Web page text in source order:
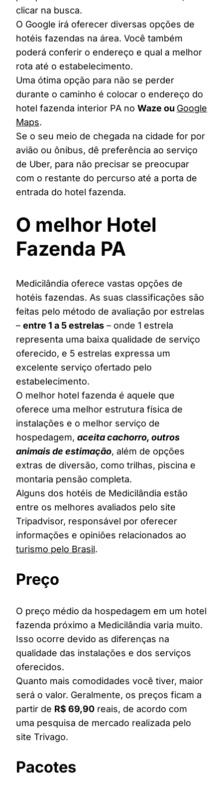
clicar na busca.
O Google irá oferecer diversas opções de
hotéis fazendas na área. Você também
poderá conferir o endereço e qual a melhor
rota até o estabelecimento.
Uma ótima opção para não se perder
durante o caminho é colocar o endereço do
hotel fazenda interior PA no Waze ou Google
Maps.
Se o seu meio de chegada na cidade for por
avião ou ônibus, dê preferência ao serviço
de Uber, para não precisar se preocupar
com o restante do percurso até a porta de
entrada do hotel fazenda.
O melhor Hotel
Fazenda PA
Medicilândia oferece vastas opções de
hotéis fazendas. As suas classificações são
feitas pelo método de avaliação por estrelas
– entre 1 a 5 estrelas – onde 1 estrela
representa uma baixa qualidade de serviço
oferecido, e 5 estrelas expressa um
excelente serviço ofertado pelo
estabelecimento.
O melhor hotel fazenda é aquele que
oferece uma melhor estrutura física de
instalações e o melhor serviço de
hospedagem, aceita cachorro, outros
animais de estimação, além de opções
extras de diversão, como trilhas, piscina e
montaria pensão completa.
Alguns dos hotéis de Medicilândia estão
entre os melhores avaliados pelo site
Tripadvisor, responsável por oferecer
informações e opiniões relacionados ao
turismo pelo Brasil.
Preço
O preço médio da hospedagem em um hotel
fazenda próximo a Medicilândia varia muito.
Isso ocorre devido as diferenças na
qualidade das instalações e dos serviços
oferecidos.
Quanto mais comodidades você tiver, maior
será o valor. Geralmente, os preços ficam a
partir de R$ 69,90 reais, de acordo com
uma pesquisa de mercado realizada pelo
site Trivago.
Pacotes